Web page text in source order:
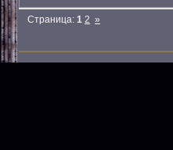
Страница:1 2 »